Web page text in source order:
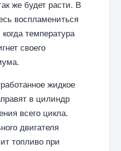
же будет расти. В
воспламениться
температура
своего
жидкое
в цилиндр
всего цикла.
двигателя
топливо при